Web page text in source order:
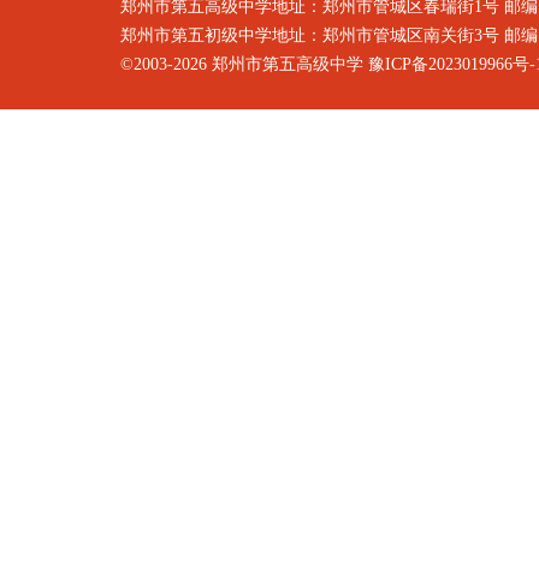
郑州市第五高级中学地址：郑州市管城区春瑞街1号 邮
郑州市第五初级中学地址：郑州市管城区南关街3号 邮
©2003-2026 郑州市第五高级中学 豫ICP备2023019966号-